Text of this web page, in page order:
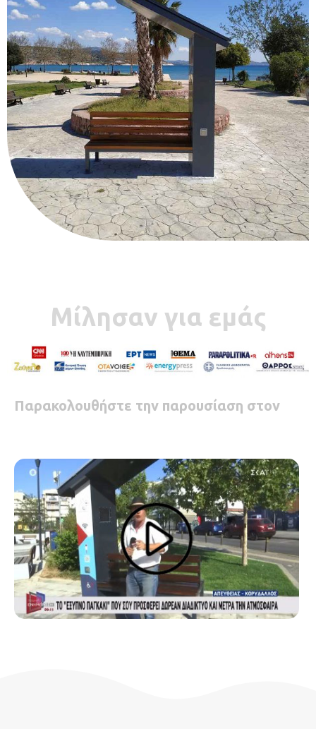
Μίλησαν για εμάς
Παρακολουθήστε την παρουσίαση στον